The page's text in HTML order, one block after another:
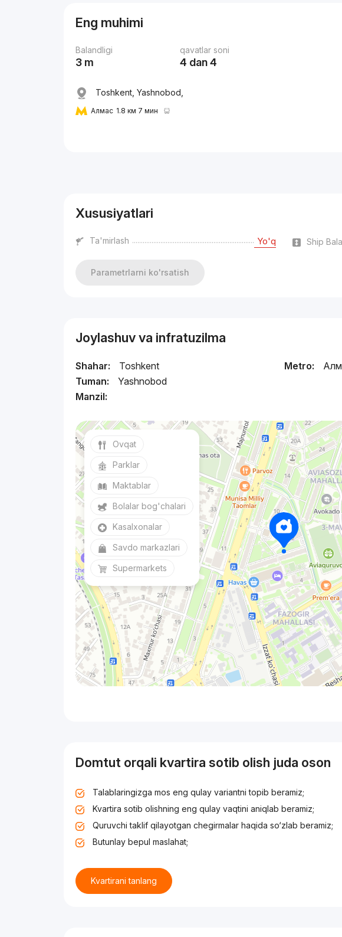
Eng muhimi
Balandligi
3 m
qavatlar soni
4 dan 4
Toshkent, Yashnobod,
Алмас 1.8 км 7 мин
Xususiyatlari
Ta'mirlash Yo'q Ship
Parametrlarni ko'rsatish
Joylashuv va infratuzilma
Shahar:
Toshkent
Tuman:
Yashnobod
Manzil:
Metro:
Ovqat
Parklar
Maktablar
Bolalar bog'chalari
Kasalxonalar
Savdo markazlari
Supermarkets
Domtut orqali kvartira sotib olish juda oson
Talablaringizga mos eng qulay variantni topib beramiz;
Kvartira sotib olishning eng qulay vaqtini aniqlab beramiz;
Quruvchi taklif qilayotgan chegirmalar haqida so‘zlab beramiz;
Butunlay bepul maslahat;
Kvartirani tanlang